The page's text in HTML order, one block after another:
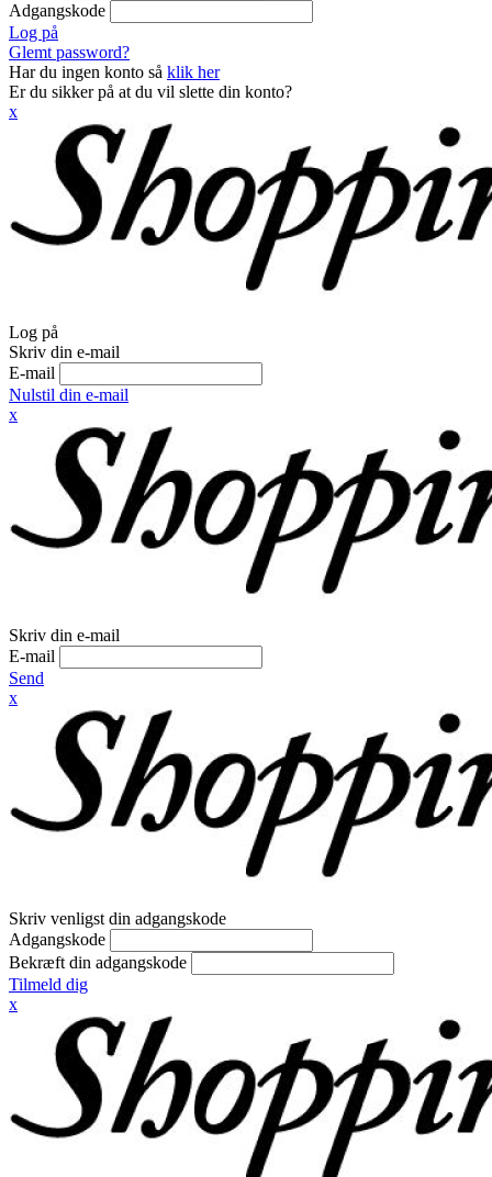
Adgangskode
Log på
Glemt password?
Har du ingen konto så klik her
Er du sikker på at du vil slette din konto?
x
Log på
Skriv din e-mail
E-mail
Nulstil din e-mail
x
Skriv din e-mail
E-mail
Send
x
Skriv venligst din adgangskode
Adgangskode
Bekræft din adgangskode
Tilmeld dig
x